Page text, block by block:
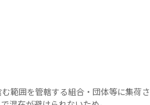
範囲を管轄する組合・団体等に集荷さ